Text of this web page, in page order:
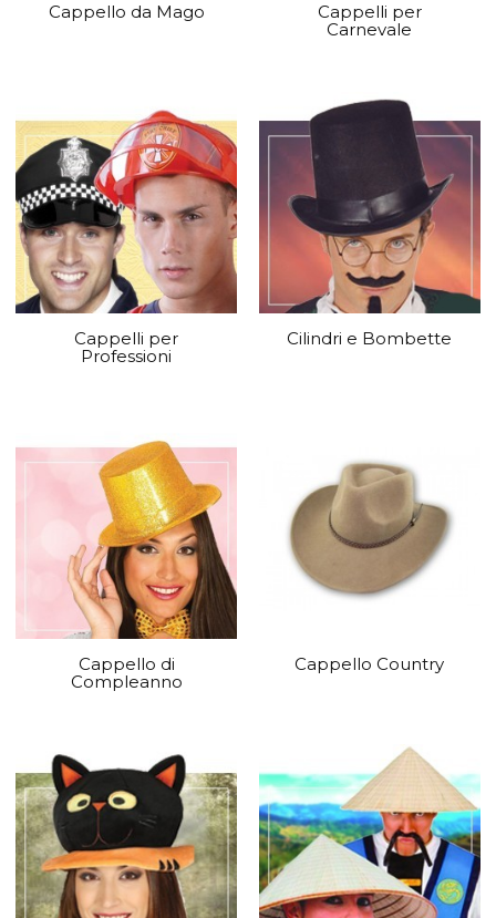
Cappello da Mago
Cappelli per
Carnevale
Cappelli per
Professioni
Cilindri e Bombette
Cappello di
Compleanno
Cappello Country